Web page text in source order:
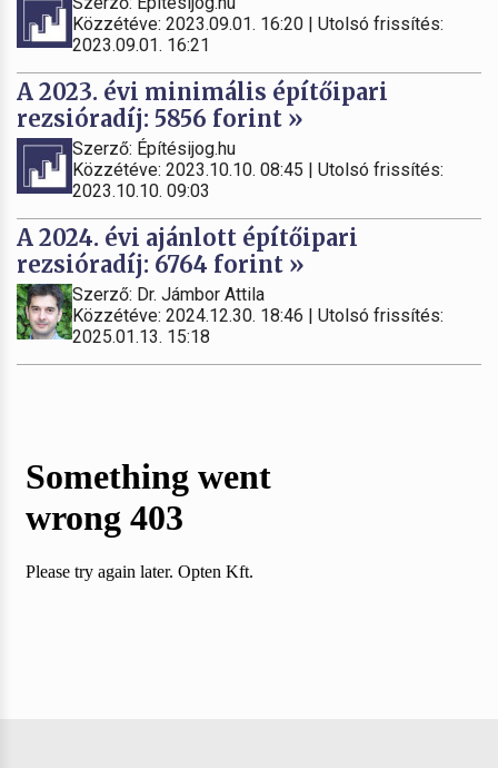
Közzétéve: 2023.09.01. 16:20 | Utolsó frissítés:
2023.09.01. 16:21
A 2023. évi minimális építőipari
rezsióradíj: 5856 forint »
Szerző: Építésijog.hu
Közzétéve: 2023.10.10. 08:45 | Utolsó frissítés:
2023.10.10. 09:03
A 2024. évi ajánlott építőipari
rezsióradíj: 6764 forint »
Szerző: Dr. Jámbor Attila
Közzétéve: 2024.12.30. 18:46 | Utolsó frissítés:
2025.01.13. 15:18